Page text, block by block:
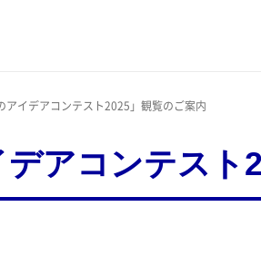
アイデアコンテスト2025」観覧のご案内
デアコンテスト